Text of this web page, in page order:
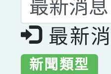
最新
新聞類型